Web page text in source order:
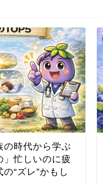
の時代から学ぶ
」忙しいのに疲
“ズレ”かもし